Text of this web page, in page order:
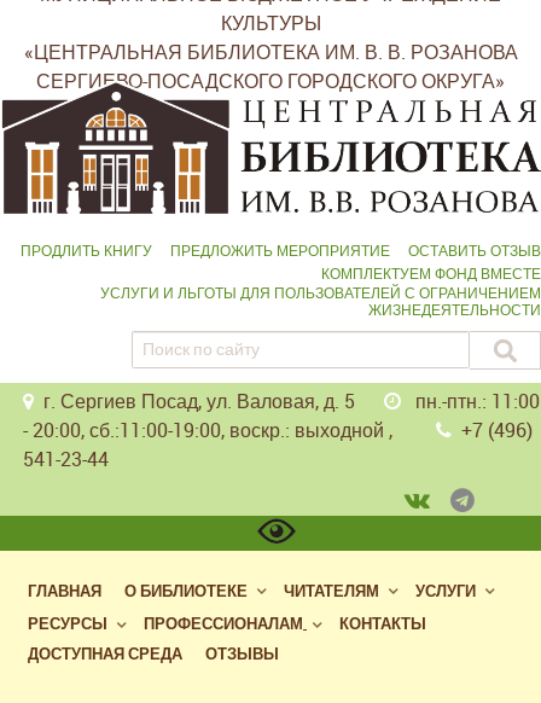
КУЛЬТУРЫ
«ЦЕНТРАЛЬНАЯ БИБЛИОТЕКА ИМ. В. В. РОЗАНОВА
СЕРГИЕВО-ПОСАДСКОГО ГОРОДСКОГО ОКРУГА»
ПРОДЛИТЬ КНИГУ ПРЕДЛОЖИТЬ МЕРОПРИЯТИЕ
ОСТАВИТЬ ОТЗЫВ
КОМПЛЕКТУЕМ ФОНД ВМЕСТЕ
УСЛУГИ И ЛЬГОТЫ ДЛЯ ПОЛЬЗОВАТЕЛЕЙ С ОГРАНИЧЕНИЕМ
ЖИЗНЕДЕЯТЕЛЬНОСТИ
г. Сергиев Посад, ул. Валовая, д. 5
пн.-птн.: 11:00
- 20:00, сб.:11:00-19:00, воскр.: выходной ,
+7 (496)
541-23-44
ГЛАВНАЯ О БИБЛИОТЕКЕ ЧИТАТЕЛЯМ
УСЛУГИ
РЕСУРСЫ
ПРОФЕССИОНАЛАМ
КОНТАКТЫ
ДОСТУПНАЯ СРЕДА
ОТЗЫВЫ